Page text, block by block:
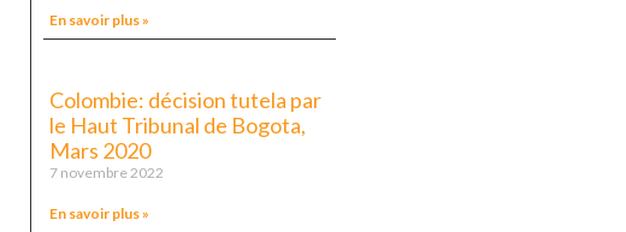
En savoir plus »
Colombie: décision tutela par
le Haut Tribunal de Bogota,
Mars 2020
7 novembre 2022
En savoir plus »